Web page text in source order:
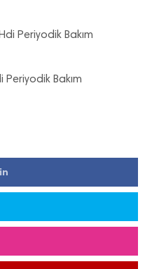
Periyodik Bakım
Bakım